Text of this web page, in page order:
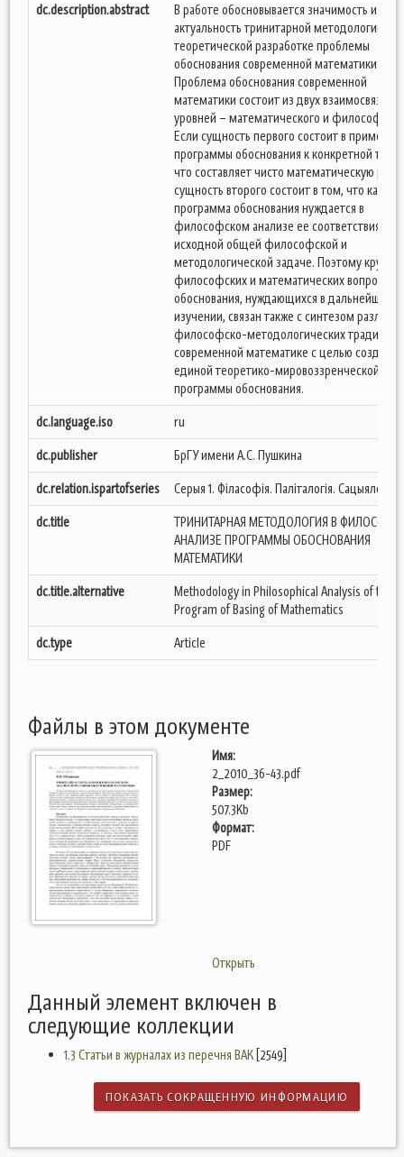
dc.description.abstract
В работе обосновывается значимость и
актуальность тринитарной методологии в
теоретической разработке проблемы
обоснования современной математики.
Проблема обоснования современной
математики состоит из двух
уровней – математического и
Если сущность первого состоит в
программы обоснования к конкретной
что составляет чисто математическую
сущность второго состоит в том, что каждая
программа обоснования нуждается в
философском анализе ее соответствия
исходной общей философской и
методологической задаче. Поэтому круг
философских и математических вопросов
обоснования, нуждающихся в дальнейшем
изучении, связан также с синтезом
философско-методологических традиций
современной математике с целью создания
единой теоретико-мировоззренческой
программы обоснования.
dc.language.iso
ru
dc.publisher
БрГУ имени А.С. Пушкина
dc.relation.ispartofseries
Серыя 1. Філасофія. Паліталогія. Сацыялогія;
dc.title
ТРИНИТАРНАЯ МЕТОДОЛОГИЯ В
АНАЛИЗЕ ПРОГРАММЫ ОБОСНОВАНИЯ
МАТЕМАТИКИ
dc.title.alternative
Methodology in Philosophical Analysis of the
Program of Basing of Mathematics
dc.type
Article
Файлы в этом документе
Имя:
2_2010_36-43.pdf
Размер:
507.3Kb
Формат:
PDF
Открыть
Данный элемент включен в
следующие коллекции
1.3 Статьи в журналах из перечня ВАК [2549]
ПОКАЗАТЬ СОКРАЩЕННУЮ ИНФОРМАЦИЮ